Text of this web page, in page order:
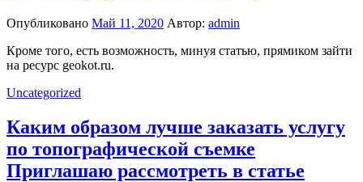
Опубликовано Май 11, 2020 Автор: admin
Кроме того, есть возможность, минуя статью, прямиком зайти
на ресурс geokot.ru.
Uncategorized
Каким образом лучше заказать услугу
по топографической съемке
Приглашаю рассмотреть в статье